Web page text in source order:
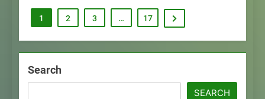
1 2 3 … 17
Search
SEARCH